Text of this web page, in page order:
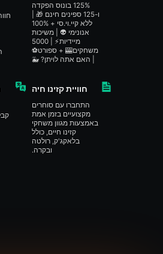
125% בונוס הפקדה
ו-125 ספינים חינם 🎁 |
ללא קיי.וי.סי + 100%
אנונימי 👽 | משיכות
מיידיות⚡ | 5000
משחקים🎰 + ספורט⚽️
| האם אתה לויתן? 🐳
חוויית קזינו חיה
התחברו עם סוחרים
מקצועיים בזמן אמת
באמצעות מגוון משחקי
קזינו חיים, כולל
בלאקג'ק, רולטה
ובקרה.